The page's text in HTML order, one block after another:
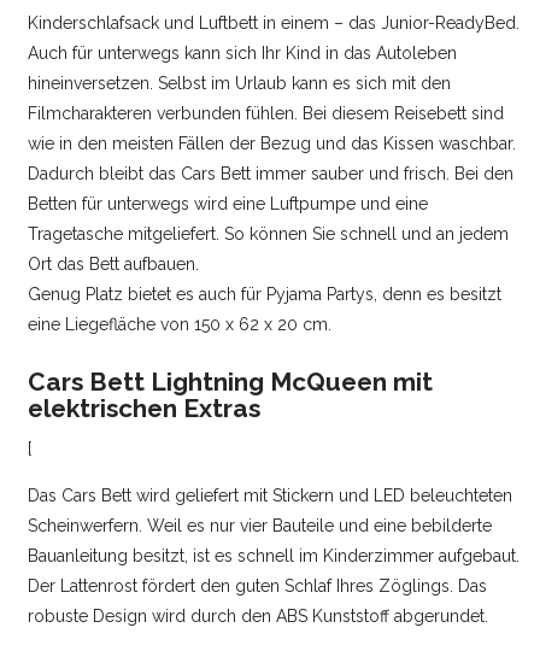
Kinderschlafsack und Luftbett in einem – das Junior-ReadyBed.
Auch für unterwegs kann sich Ihr Kind in das Autoleben
hineinversetzen. Selbst im Urlaub kann es sich mit den
Filmcharakteren verbunden fühlen. Bei diesem Reisebett sind
wie in den meisten Fällen der Bezug und das Kissen waschbar.
Dadurch bleibt das Cars Bett immer sauber und frisch. Bei den
Betten für unterwegs wird eine Luftpumpe und eine
Tragetasche mitgeliefert. So können Sie schnell und an jedem
Ort das Bett aufbauen.
Genug Platz bietet es auch für Pyjama Partys, denn es besitzt
eine Liegefläche von 150 x 62 x 20 cm.
Cars Bett Lightning McQueen mit
elektrischen Extras
[
Das Cars Bett wird geliefert mit Stickern und LED beleuchteten
Scheinwerfern. Weil es nur vier Bauteile und eine bebilderte
Bauanleitung besitzt, ist es schnell im Kinderzimmer aufgebaut.
Der Lattenrost fördert den guten Schlaf Ihres Zöglings. Das
robuste Design wird durch den ABS Kunststoff abgerundet.